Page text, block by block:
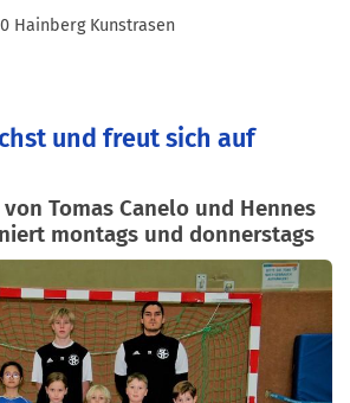
Hainberg Kunstrasen
und freut sich auf
Tomas Canelo und Hennes
montags und donnerstags